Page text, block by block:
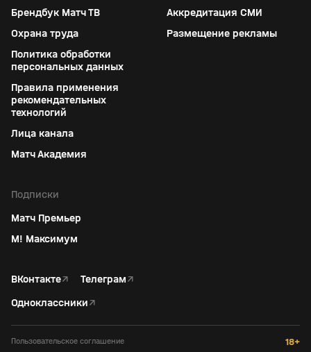
Брендбук Матч ТВ
Охрана труда
Политика обработки
персональных данных
Правила применения
рекомендательных
технологий
Лица канала
Матч Академия
Аккредитация СМИ
Размещение рекламы
Подписки
Матч Премьер
М! Максимум
ВКонтакте↗ Телеграм↗
Одноклассники↗
Пользовательское соглашение 18+